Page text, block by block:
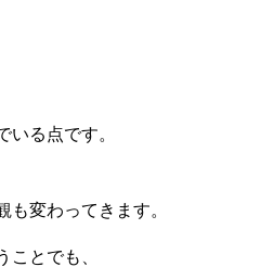
いる点です。
も変わってきます。
ことでも、